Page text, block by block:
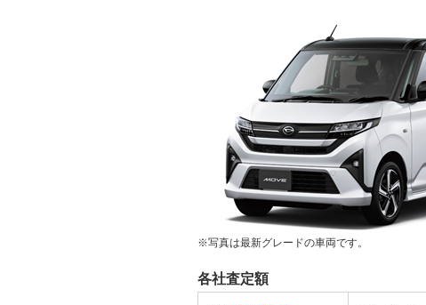
※写真は最新グレードの車両です。
各社査定額